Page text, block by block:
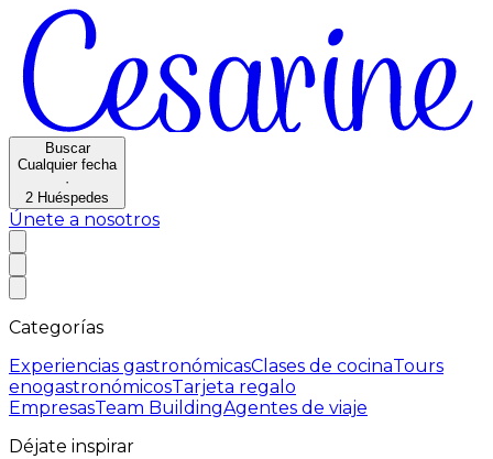
Buscar
Cualquier fecha
·
2 Huéspedes
Únete a nosotros
Categorías
Experiencias gastronómicasClases de cocinaTours
enogastronómicosTarjeta regalo
EmpresasTeam BuildingAgentes de viaje
Déjate inspirar